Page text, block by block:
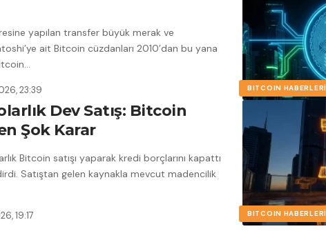
BITCOIN HABERLERI
yapılan transfer büyük merak ve
ait Bitcoin cüzdanları 2010’dan bu yana
…
23:39
BITCOIN HABERLERI
Dev Satış: Bitcoin
Şok Karar
Bitcoin satışı yaparak kredi borçlarını kapattı
Satıştan gelen kaynakla mevcut madencilik
19:17